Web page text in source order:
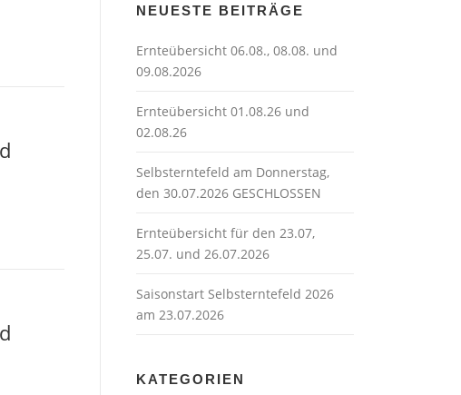
NEUESTE BEITRÄGE
Ernteübersicht 06.08., 08.08. und
09.08.2026
Ernteübersicht 01.08.26 und
02.08.26
Selbsterntefeld am Donnerstag,
den 30.07.2026 GESCHLOSSEN
Ernteübersicht für den 23.07,
25.07. und 26.07.2026
Saisonstart Selbsterntefeld 2026
am 23.07.2026
KATEGORIEN